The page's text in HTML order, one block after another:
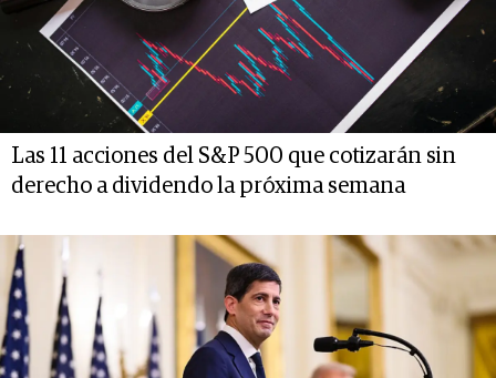
Las 11 acciones del S&P 500 que cotizarán sin
derecho a dividendo la próxima semana